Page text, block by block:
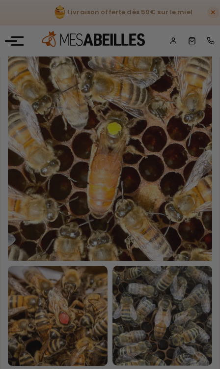
Livraison offerte dès 59€ sur le miel ×